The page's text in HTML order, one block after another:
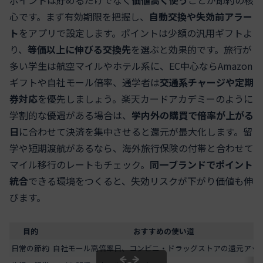
心です。まず有効期限を把握し、 自動交換や失効前アラー
トをアプリで設定します。ポイントは少額の汎用ギフトよ
り、 等価以上に伸びる交換先を選ぶと効果的です。旅行が
多い学生は航空マイルやホテル系に、EC中心ならAmazon
ギフトや自社モール倍率、通学者は交通系チャージや定期
券対応を優先しましょう。楽天カードアカデミーのように
学割的な優遇がある場合は、 学内外の購買で倍率が上がる
日に合わせて決済を集中させると還元が最大化します。留
学や短期渡航があるなら、海外旅行保険の付帯と合わせて
マイル移行のレートもチェック。 同一ブランドでポイント
統合できる環境をつくると、失効リスクが下がり価値も伸
びます。
目的
おすすめの使い道
日常の節約 自社モール高倍率日、コンビニ・ドラッグストアの還元アッ